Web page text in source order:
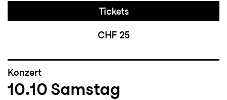
Tickets
CHF 25
Konzert
10.10 Samstag